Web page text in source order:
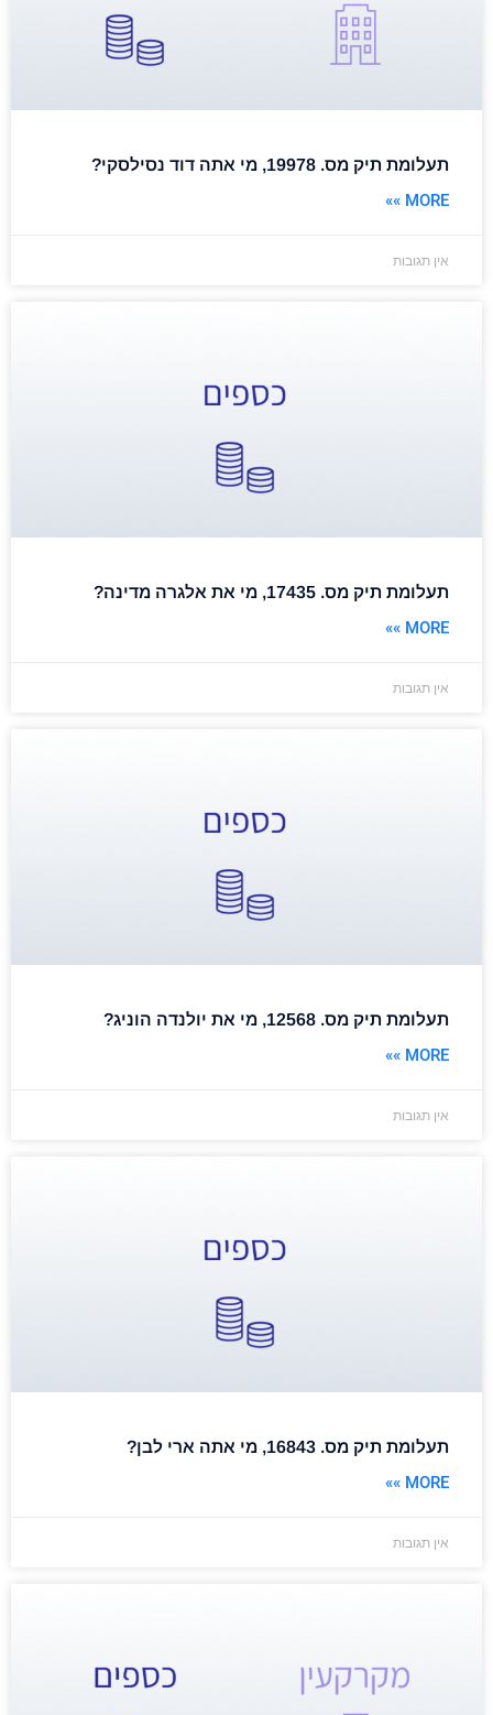
תעלומת תיק מס. 19978, מי אתה דוד נסילסקי?
MORE »»
אין תגובות
תעלומת תיק מס. 17435, מי את אלגרה מדינה?
MORE »»
אין תגובות
תעלומת תיק מס. 12568, מי את יולנדה הוניג?
MORE »»
אין תגובות
תעלומת תיק מס. 16843, מי אתה ארי לבן?
MORE »»
אין תגובות